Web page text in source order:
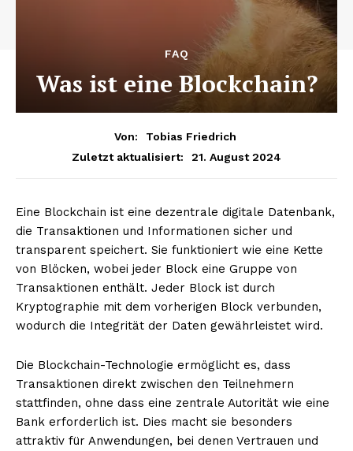
FAQ
Was ist eine Blockchain?
Von:
Tobias Friedrich
Zuletzt aktualisiert:
21. August 2024
Eine Blockchain ist eine dezentrale digitale Datenbank,
die Transaktionen und Informationen sicher und
transparent speichert. Sie funktioniert wie eine Kette
von Blöcken, wobei jeder Block eine Gruppe von
Transaktionen enthält. Jeder Block ist durch
Kryptographie mit dem vorherigen Block verbunden,
wodurch die Integrität der Daten gewährleistet wird.
Die Blockchain-Technologie ermöglicht es, dass
Transaktionen direkt zwischen den Teilnehmern
stattfinden, ohne dass eine zentrale Autorität wie eine
Bank erforderlich ist. Dies macht sie besonders
attraktiv für Anwendungen, bei denen Vertrauen und